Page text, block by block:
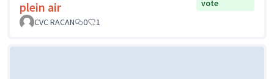
plein air
vote
CVC RACAN
0 1